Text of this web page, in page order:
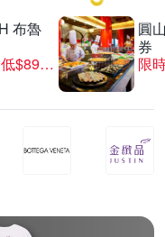
布魯
全網最低$8999
圓
券
限